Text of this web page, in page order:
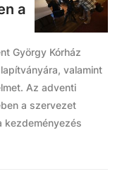
a
György Kórház
valamint
Az adventi
a szervezet
kezdeményezés